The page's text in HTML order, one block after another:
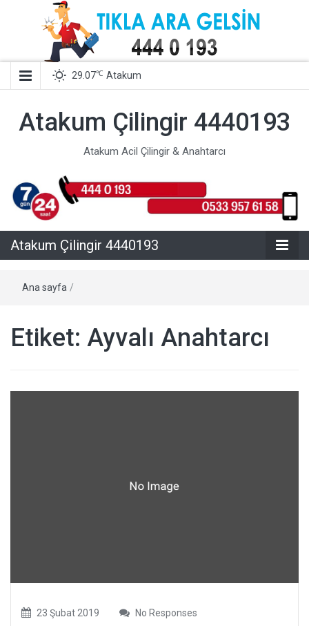
29.07℃ Atakum
Atakum Çilingir 4440193
Atakum Acil Çilingir & Anahtarcı
Atakum Çilingir 4440193
Ana sayfa /
Etiket: Ayvalı Anahtarcı
23 Şubat 2019 No Responses